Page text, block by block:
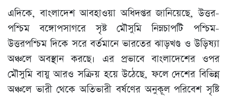
এদিকে, বাংলাদেশ আবহাওয়া অধিদপ্তর জানিয়েছে, উত্তর-
পশ্চিম বঙ্গোপসাগরে সৃষ্ট মৌসুমি নিম্নচাপটি পশ্চিম-
উত্তরপশ্চিম দিকে সরে বর্তমানে ভারতের ঝাড়খণ্ড ও উড়িষ্যা
অঞ্চলে অবস্থান করছে। এর প্রভাবে বাংলাদেশের ওপর
মৌসুমি বায়ু আরও সক্রিয় হয়ে উঠেছে, ফলে দেশের বিভিন্ন
অঞ্চলে ভারী থেকে অতিভারী বর্ষণের অনুকূল পরিবেশ সৃষ্টি